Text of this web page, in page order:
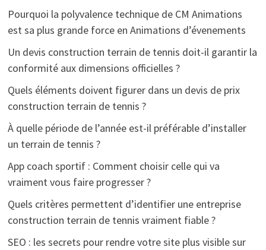
Pourquoi la polyvalence technique de CM Animations
est sa plus grande force en Animations d’évenements
Un devis construction terrain de tennis doit-il garantir la
conformité aux dimensions officielles ?
Quels éléments doivent figurer dans un devis de prix
construction terrain de tennis ?
À quelle période de l’année est-il préférable d’installer
un terrain de tennis ?
App coach sportif : Comment choisir celle qui va
vraiment vous faire progresser ?
Quels critères permettent d’identifier une entreprise
construction terrain de tennis vraiment fiable ?
SEO : les secrets pour rendre votre site plus visible sur